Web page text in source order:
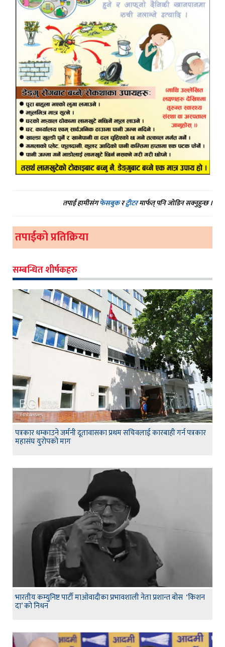
तपाईं हामीसंगफेसबुकरट्वीटरमार्फत् पनि जोडिन सक्नुहुन्छ ।
तपाईको प्रतिक्रिया
सम्बन्धित शीर्षकहरु
पत्रकार धम्काउने जर्मनी दूतावासका प्रथम सचिवलाई कारबाही गर्न पत्रकार
महासंघ युरोपको माग
भारतीय कम्युनिष्ट पार्टी माओवादीका प्रभावशाली नेता प्रशान्त बोस ‘किशन
दा’ को निधन